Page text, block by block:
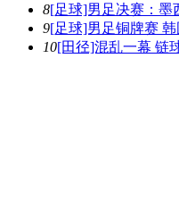
8[足球]男足决赛：墨
9[足球]男足铜牌赛
10[田径]混乱一幕 链